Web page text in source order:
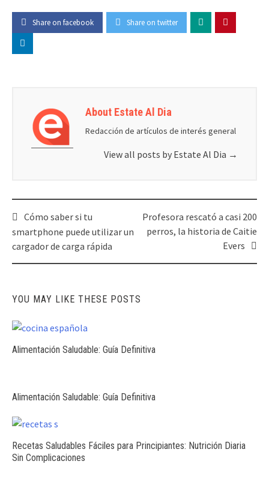
Share on facebook Share on twitter
About Estate Al Dia
Redacción de artículos de interés general
View all posts by Estate Al Dia →
Post
navigation
Cómo saber si tu
smartphone puede utilizar un
cargador de carga rápida
Profesora rescató a casi 200
perros, la historia de Caitie
Evers
YOU MAY LIKE THESE POSTS
Alimentación Saludable: Guía Definitiva
Alimentación Saludable: Guía Definitiva
Recetas Saludables Fáciles para Principiantes: Nutrición Diaria
Sin Complicaciones